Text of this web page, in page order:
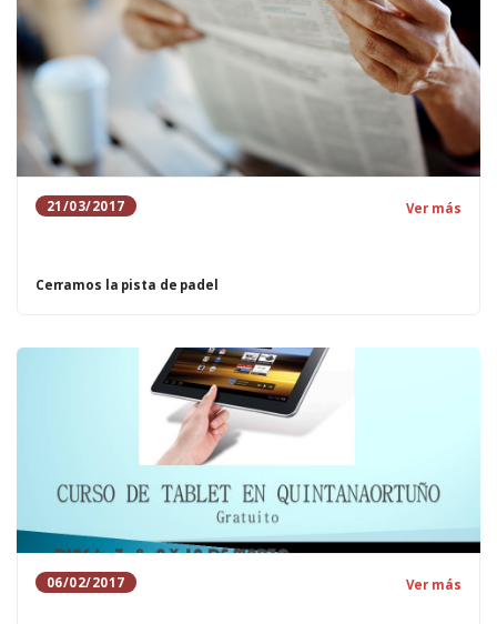
21/03/2017 Ver más
Cerramos la pista de padel
06/02/2017 Ver más